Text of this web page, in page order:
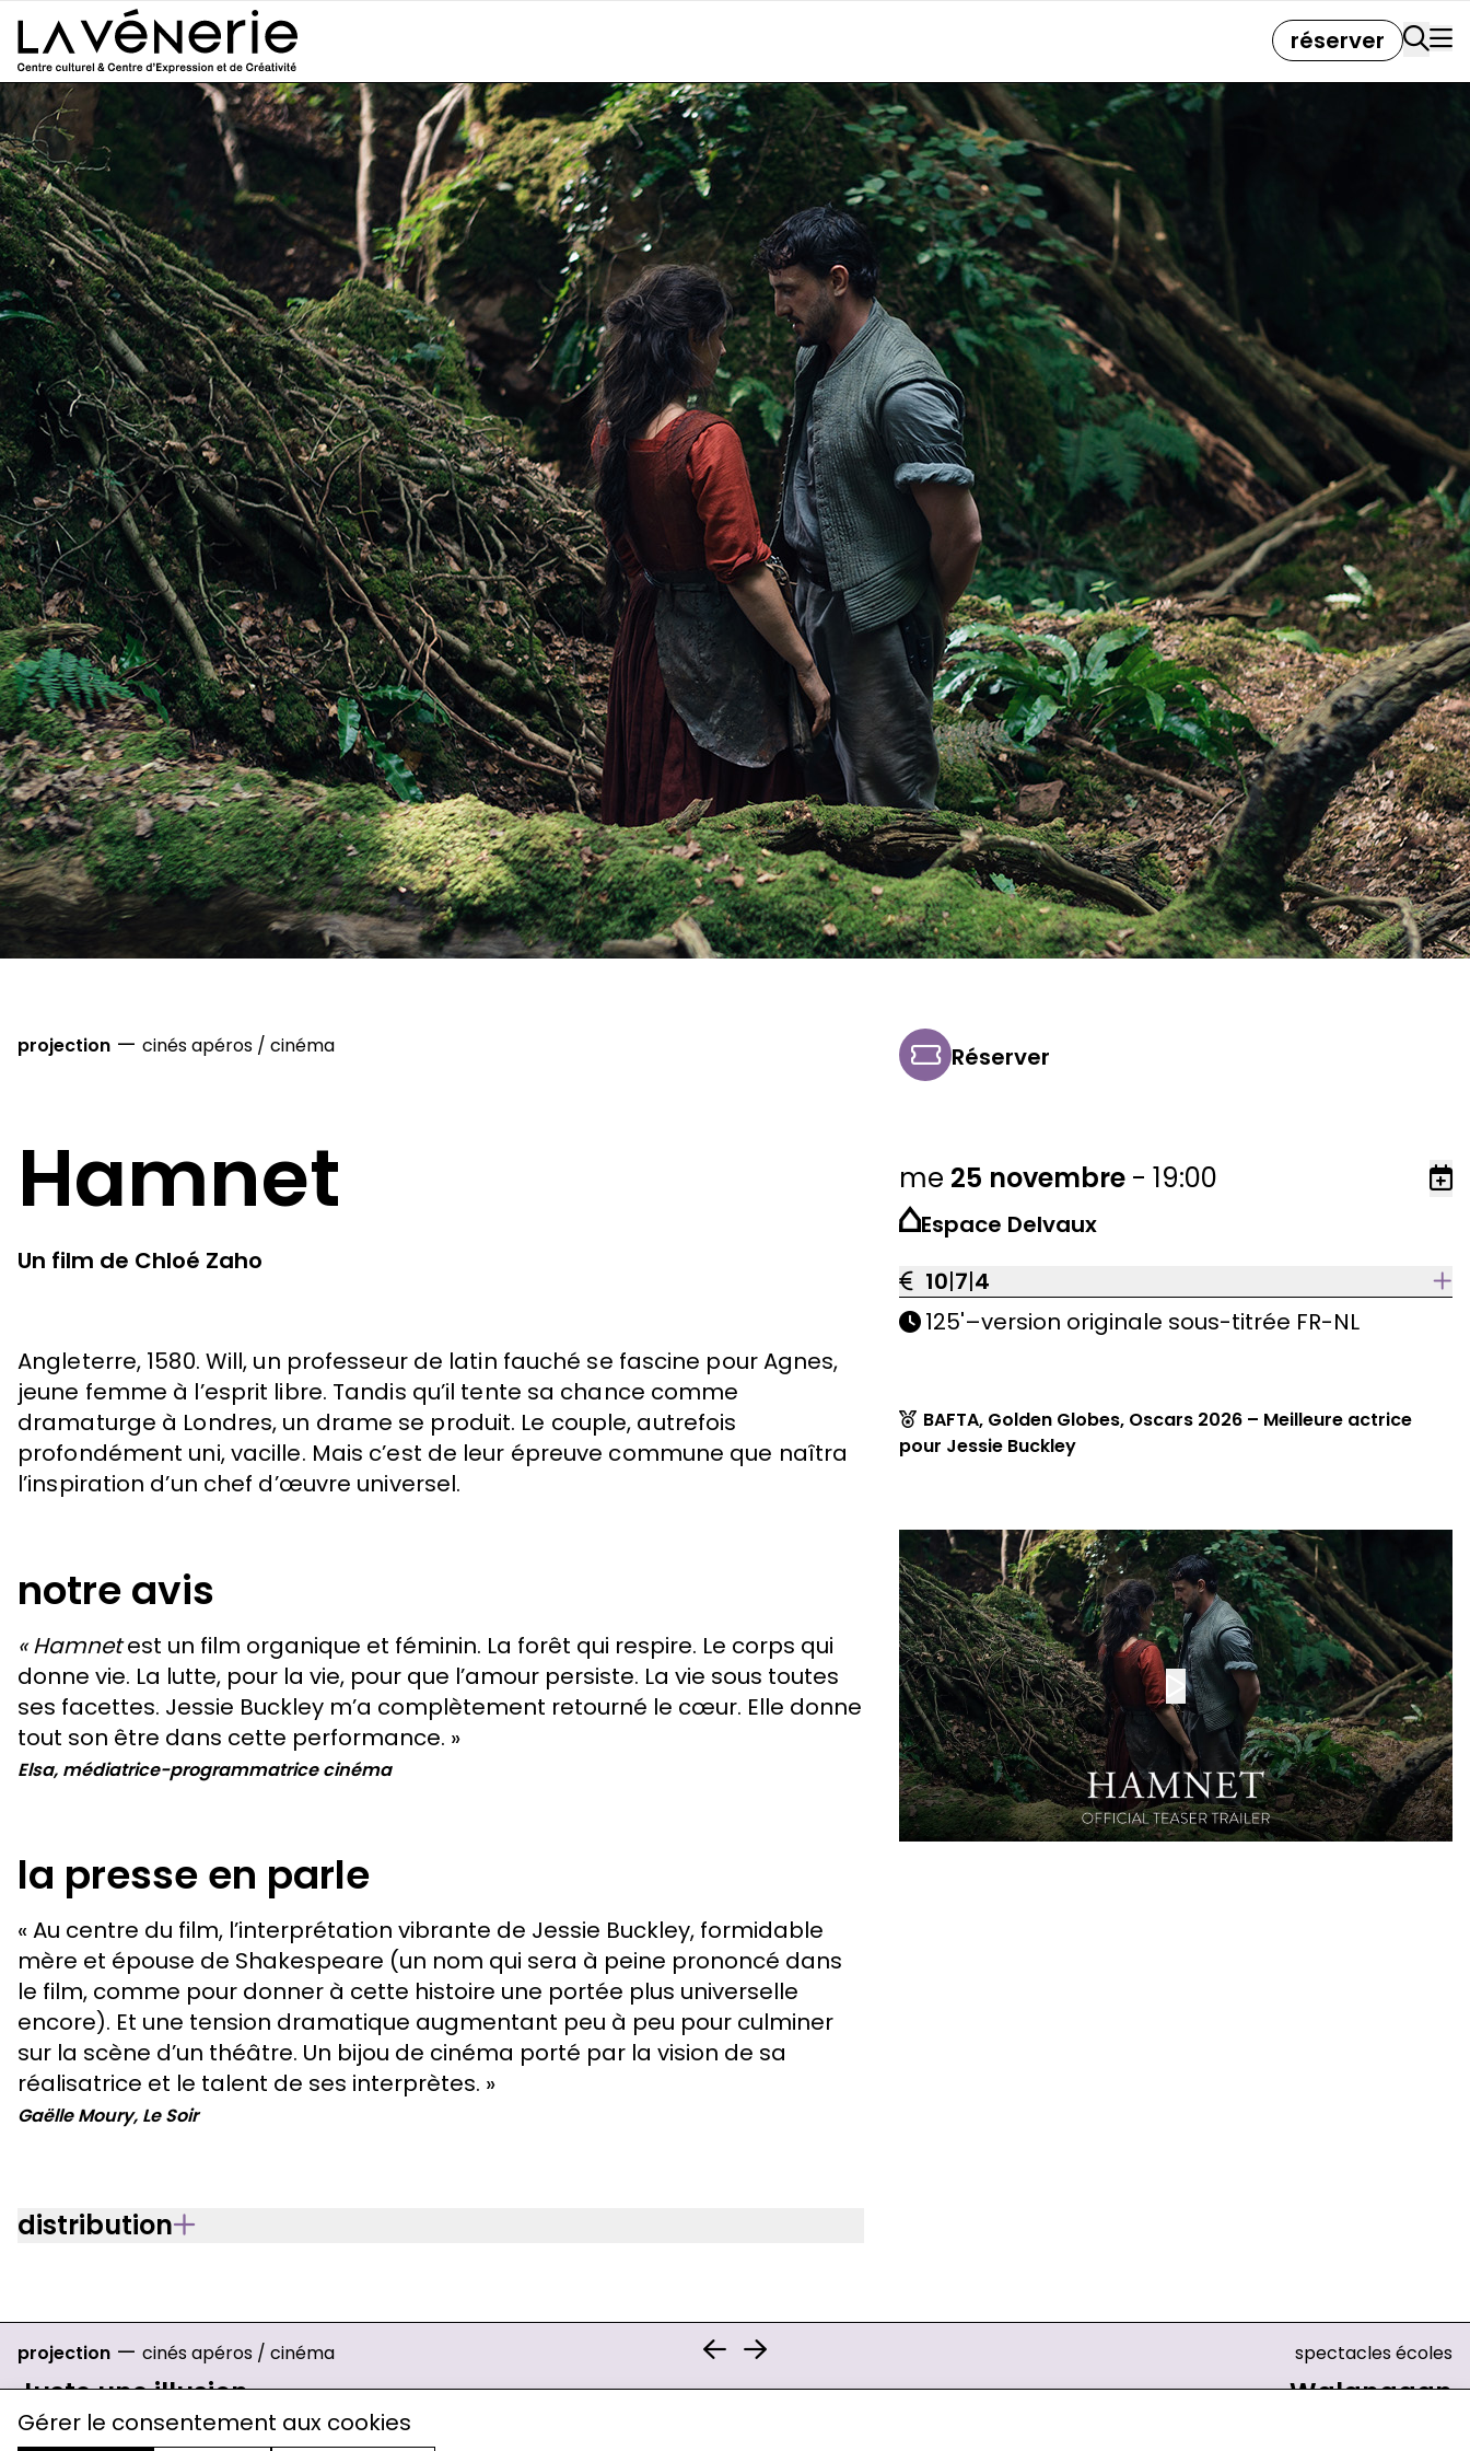
Gérer le consentement aux cookies
Aller au contenu principal
réserver
projection — cinés apéros / cinéma
Hamnet
Un film de Chloé Zaho
Angleterre, 1580. Will, un professeur de latin fauché se fascine pour Agnes,
jeune femme à l’esprit libre. Tandis qu’il tente sa chance comme
dramaturge à Londres, un drame se produit. Le couple, autrefois
profondément uni, vacille. Mais c’est de leur épreuve commune que naîtra
l’inspiration d’un chef d’œuvre universel.
notre avis
« Hamnetest un film organique et féminin. La forêt qui respire. Le corps qui
donne vie. La lutte, pour la vie, pour que l’amour persiste. La vie sous toutes
ses facettes. Jessie Buckley m’a complètement retourné le cœur. Elle donne
tout son être dans cette performance. »
Elsa, médiatrice-programmatrice cinéma
la presse en parle
« Au centre du film, l’interprétation vibrante de Jessie Buckley, formidable
mère et épouse de Shakespeare (un nom qui sera à peine prononcé dans
le film, comme pour donner à cette histoire une portée plus universelle
encore). Et une tension dramatique augmentant peu à peu pour culminer
sur la scène d’un théâtre. Un bijou de cinéma porté par la vision de sa
réalisatrice et le talent de ses interprètes. »
Gaëlle Moury, Le Soir
distribution
Réserver
me 25 novembre -19:00
Espace Delvaux
10|7|4
125'–version originale sous-titrée FR-NL
BAFTA, Golden Globes, Oscars 2026 – Meilleure actrice
pour Jessie Buckley
projection — cinés apéros / cinéma
Juste une illusion
Un film de Olivier Nakache et Eric Toledano
spectacles écoles
Walangaan